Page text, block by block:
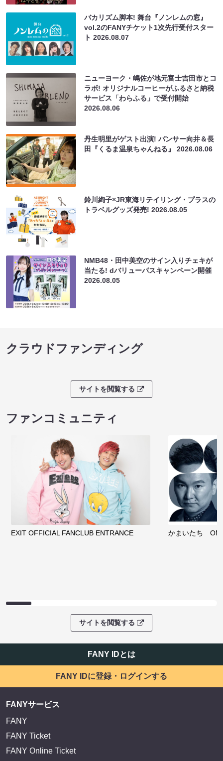
バカリズム脚本! 舞台『ノンレムの窓』
vol.2のFANYチケット1次先行受付スター
ト2026.08.07
ニューヨーク・嶋佐が地元富士吉田市とコ
ラボ! オリジナルコーヒーがふるさと納税
サービス「わらふる」で受付開始
2026.08.06
丹生明里がゲスト出演! パンサー向井＆長
田『くるま温泉ちゃんねる』2026.08.06
鈴川絢子×JR東海リテイリング・プラスの
トラベルグッズ発売!2026.08.05
NMB48・田中美空のサイン入りチェキが
当たる! dバリューパスキャンペーン開催
2026.08.05
クラウドファンディング
サイトを閲覧する
ファンコミュニティ
EXIT OFFICIAL FANCLUB ENTRANCE かまいたち
サイトを閲覧する
FANY IDとは
FANY IDに登録・ログインする
FANYサービス
FANY
FANY Ticket
FANY Online Ticket